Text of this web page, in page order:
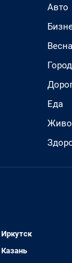
Авто
Весна
Город
Еда
Иркутск
Казань